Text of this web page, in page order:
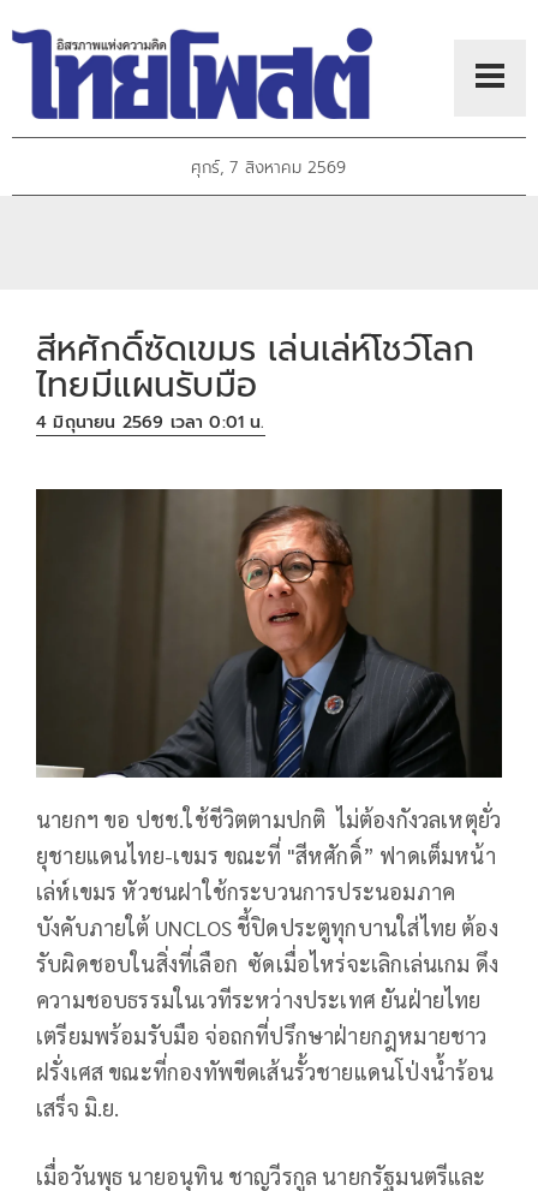
ศุกร์, 7 สิงหาคม 2569
สีหศักดิ์ซัดเขมร เล่นเล่ห์โชว์โลก
ไทยมีแผนรับมือ
4 มิถุนายน 2569 เวลา 0:01 น.
นายกฯ ขอ ปชช.ใช้ชีวิตตามปกติ ไม่ต้องกังวลเหตุยั่ว
ยุชายแดนไทย-เขมร ขณะที่ "สีหศักดิ์” ฟาดเต็มหน้า
เล่ห์เขมร หัวชนฝาใช้กระบวนการประนอมภาค
บังคับภายใต้ UNCLOS ชี้ปิดประตูทุกบานใส่ไทย ต้อง
รับผิดชอบในสิ่งที่เลือก ซัดเมื่อไหร่จะเลิกเล่นเกม ดึง
ความชอบธรรมในเวทีระหว่างประเทศ ยันฝ่ายไทย
เตรียมพร้อมรับมือ จ่อถกที่ปรึกษาฝ่ายกฎหมายชาว
ฝรั่งเศส ขณะที่กองทัพขีดเส้นรั้วชายแดนโป่งน้ำร้อน
เสร็จ มิ.ย.
เมื่อวันพุธ นายอนุทิน ชาญวีรกูล นายกรัฐมนตรีและ